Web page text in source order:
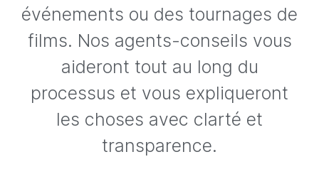
événements ou des tournages de
films. Nos agents-conseils vous
aideront tout au long du
processus et vous expliqueront
les choses avec clarté et
transparence.